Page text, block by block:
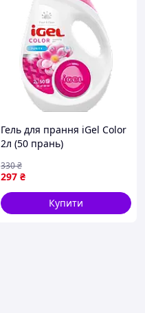
Гель для прання iGel Color
2л (50 прань)
297 ₴
330₴
Купити